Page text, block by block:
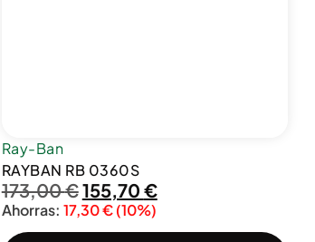
Ray-Ban
RAYBAN RB 0360S
173,00€155,70 €
Ahorras: 17,30€ (10%)